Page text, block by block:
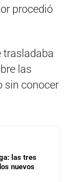
procedió
trasladaba
las
sin conocer
las tres
nuevos